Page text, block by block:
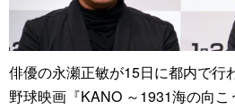
俳優の永瀬正敏が15日に都内で行
野球映画『KANO ～1931海の向